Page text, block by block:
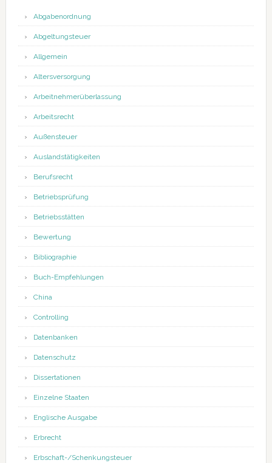
Abgabenordnung
Abgeltungsteuer
Allgemein
Altersversorgung
Arbeitnehmerüberlassung
Arbeitsrecht
Außensteuer
Auslandstätigkeiten
Berufsrecht
Betriebsprüfung
Betriebsstätten
Bewertung
Bibliographie
Buch-Empfehlungen
China
Controlling
Datenbanken
Datenschutz
Dissertationen
Einzelne Staaten
Englische Ausgabe
Erbrecht
Erbschaft-/Schenkungsteuer